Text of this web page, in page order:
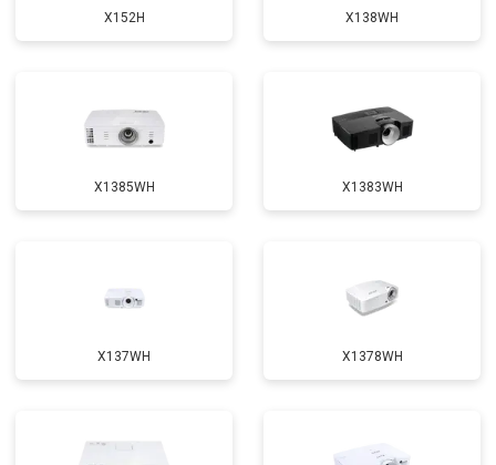
X152H X138WH
X1385WH X1383WH
X137WH X1378WH